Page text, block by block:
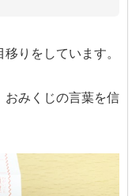
りをしています。
おみくじの言葉を信